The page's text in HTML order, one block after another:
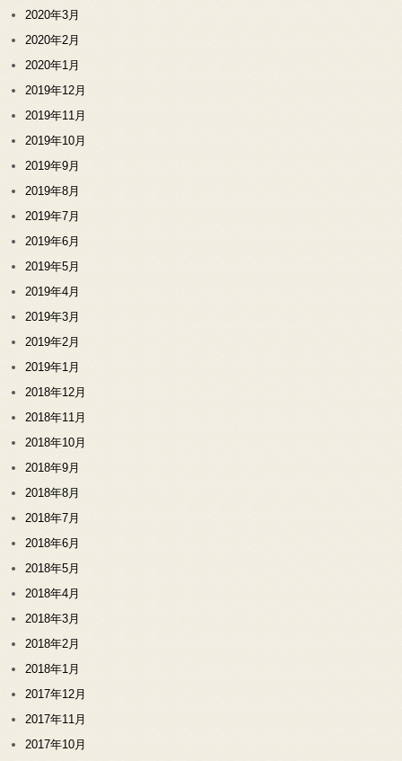
2020年3月
2020年2月
2020年1月
2019年12月
2019年11月
2019年10月
2019年9月
2019年8月
2019年7月
2019年6月
2019年5月
2019年4月
2019年3月
2019年2月
2019年1月
2018年12月
2018年11月
2018年10月
2018年9月
2018年8月
2018年7月
2018年6月
2018年5月
2018年4月
2018年3月
2018年2月
2018年1月
2017年12月
2017年11月
2017年10月